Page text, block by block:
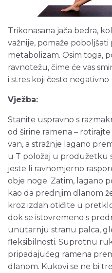
Trikonasana jača bedra,
važnije, pomaže
metabolizam. Osim toga,
ravnotežu, čime će vas
i stres koji često
Vježba:
Stanite uspravno s
od širine ramena –
van, a stražnje lagano
u T položaj u produžetku
jeste li ravnomjerno
obje noge. Zatim, lagano
kao da prednjim dlanom
kroz izdah otiđite u
dok se istovremeno s
unutarnju stranu palca,
fleksibilnosti. Suprotnu
pripadajućeg ramena
dlanom. Kukovi se ne bi